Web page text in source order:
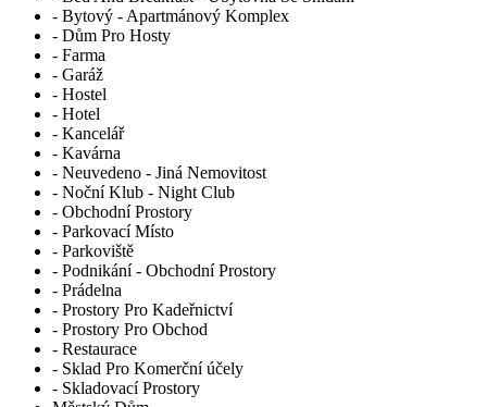
- Bytový - Apartmánový Komplex
- Dům Pro Hosty
- Farma
- Garáž
- Hostel
- Hotel
- Kancelář
- Kavárna
- Neuvedeno - Jiná Nemovitost
- Noční Klub - Night Club
- Obchodní Prostory
- Parkovací Místo
- Parkoviště
- Podnikání - Obchodní Prostory
- Prádelna
- Prostory Pro Kadeřnictví
- Prostory Pro Obchod
- Restaurace
- Sklad Pro Komerční účely
- Skladovací Prostory